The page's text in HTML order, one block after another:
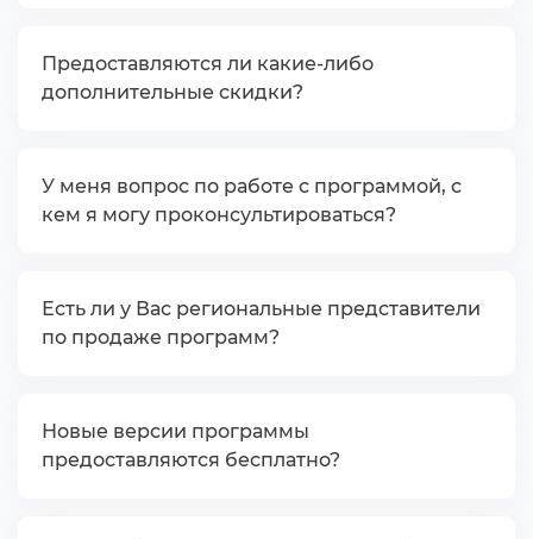
Предоставляются ли какие-либо
дополнительные скидки?
У меня вопрос по работе с программой, с
кем я могу проконсультироваться?
Есть ли у Вас региональные представители
по продаже программ?
Новые версии программы
предоставляются бесплатно?